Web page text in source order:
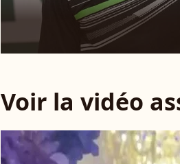
Voir la vidéo